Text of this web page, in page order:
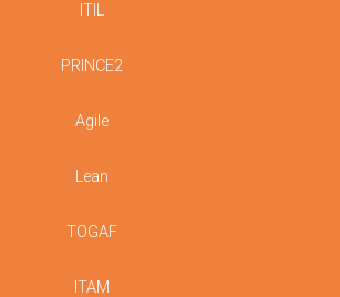
ITIL
PRINCE2
Agile
Lean
TOGAF
ITAM